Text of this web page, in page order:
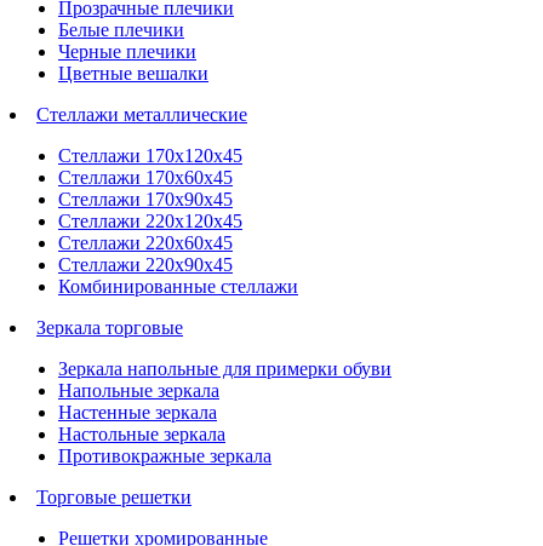
Прозрачные плечики
Белые плечики
Черные плечики
Цветные вешалки
Стеллажи металлические
Стеллажи 170х120х45
Стеллажи 170х60х45
Стеллажи 170х90х45
Стеллажи 220х120х45
Стеллажи 220х60х45
Стеллажи 220х90х45
Комбинированные стеллажи
Зеркала торговые
Зеркала напольные для примерки обуви
Напольные зеркала
Настенные зеркала
Настольные зеркала
Противокражные зеркала
Торговые решетки
Решетки хромированные